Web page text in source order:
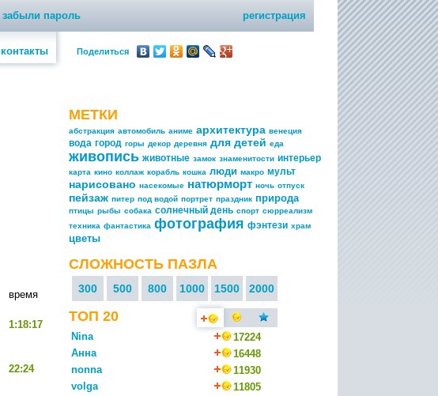
забыли пароль регистрация
контакты Поделиться
время
1:18:17
22:24
МЕТКИ
абстракция автомобиль аниме архитектура венеция
вода город горы декор деревня для детей еда
живопись животные замок знаменитости интерьер
карта кино коллаж корабль кошка люди макро мульт
нарисовано насекомые натюрморт ночь отпуск
пейзаж питер под водой портрет праздник природа
птицы рыбы собака солнечный день спорт сюрреализм
техника фантастика фотография фэнтези храм
цветы
СЛОЖНОСТЬ ПАЗЛА
300 500 800 1000 1500 2000
ТОП 20
Nina
17224
Анна
16448
nonna
11930
volga
11805